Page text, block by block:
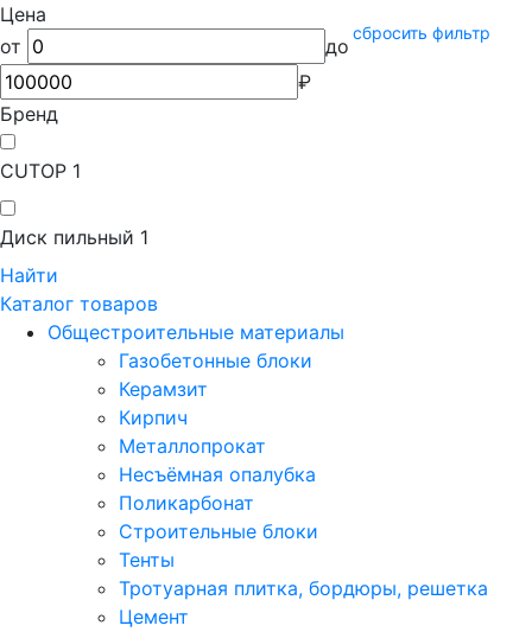
сбросить фильтр
Цена
от
до
₽
Бренд
CUTOP 1
Диск пильный 1
Найти
Каталог товаров
Общестроительные материалы
Газобетонные блоки
Керамзит
Кирпич
Металлопрокат
Несъёмная опалубка
Поликарбонат
Строительные блоки
Тенты
Тротуарная плитка, бордюры, решетка
Цемент